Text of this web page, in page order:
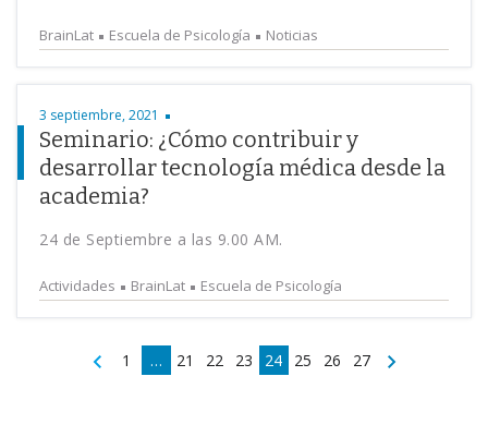
BrainLat Escuela de Psicología Noticias
3 septiembre, 2021
Seminario: ¿Cómo contribuir y
desarrollar tecnología médica desde la
academia?
24 de Septiembre a las 9.00 AM.
Actividades BrainLat Escuela de Psicología
1 … 21 22 23 24 25 26 27